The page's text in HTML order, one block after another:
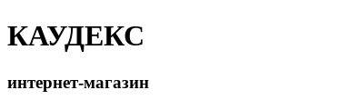
КАУДЕКС
интернет-магазин